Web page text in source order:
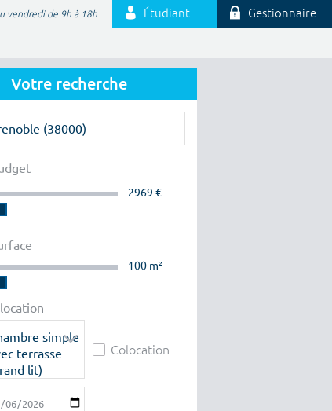
vendredi de 9h à 18h Étudiant Gestionnaire
Votre recherche
2969 €
100 m²
simple
terrasse
lit)
Colocation